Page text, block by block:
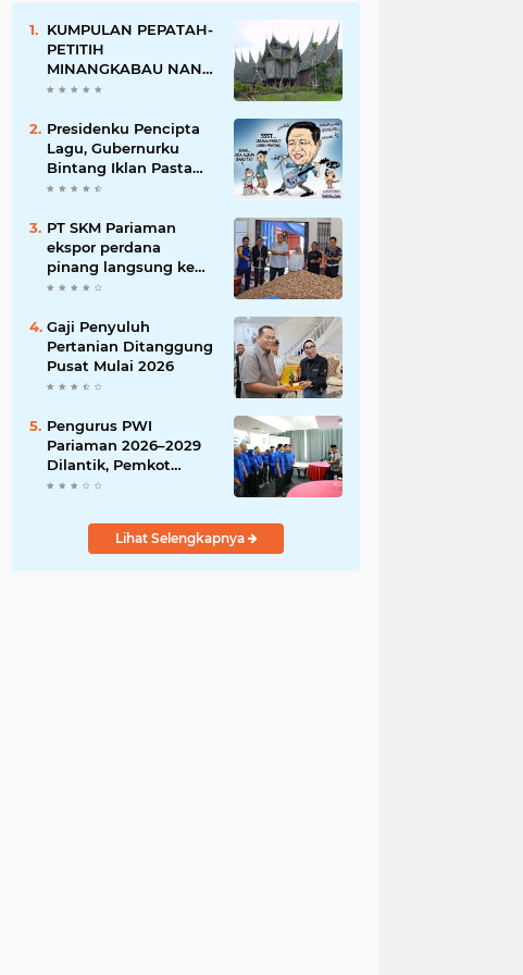
KUMPULAN PEPATAH-
PETITIH
MINANGKABAU NAN
ELOK
Presidenku Pencipta
Lagu, Gubernurku
Bintang Iklan Pasta
Gigi
PT SKM Pariaman
ekspor perdana
pinang langsung ke
India
Gaji Penyuluh
Pertanian Ditanggung
Pusat Mulai 2026
Pengurus PWI
Pariaman 2026–2029
Dilantik, Pemkot
Tekankan Sinergi dan
Lihat Selengkapnya